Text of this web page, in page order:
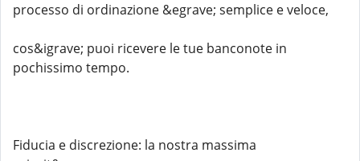
processo di ordinazione &egrave; semplice e veloce,
cos&igrave; puoi ricevere le tue banconote in
pochissimo tempo.
Fiducia e discrezione: la nostra massima